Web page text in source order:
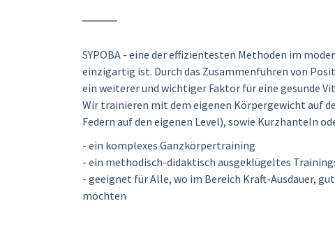
SYPOBA - eine der effizientesten Methoden im
einzigartig ist. Durch das Zusammenführen von
ein weiterer und wichtiger Faktor für eine gesunde
Wir trainieren mit dem eigenen Körpergewicht auf
Federn auf den eigenen Level), sowie Kurzhanteln
- ein komplexes Ganzkörpertraining
- ein methodisch-didaktisch ausgeklügeltes
- geeignet für Alle, wo im Bereich Kraft-Ausdauer,
möchten